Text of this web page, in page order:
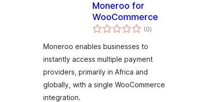
Moneroo for
WooCommerce
(0总
评)
Moneroo enables businesses to
instantly access multiple payment
providers, primarily in Africa and
globally, with a single WooCommerce
integration.